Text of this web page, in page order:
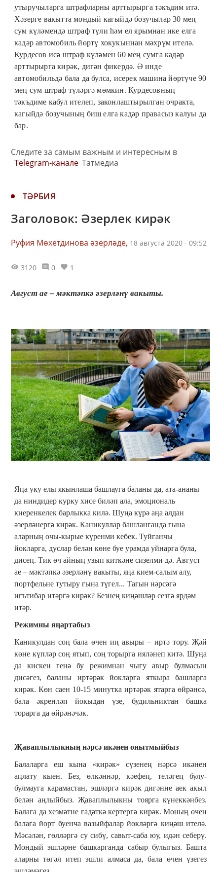
утыручыларга штрафларны арттырырга тәкъдим итә.
Хәзерге вакытта мондый кагыйдә бозучылар 30 мең
сум күләмендә штраф түли һәм ел ярымнан ике елга
кадәр автомобиль йөртү хокукыннан мәхрүм ителә.
Курдесов исә штраф күләмен 60 мең сумга кадәр
арттырырга кирәк, дигән фикердә. Ә инде
автомобильдә бала да булса, исерек машина йөртүче 90
мең сум штраф түләргә мөмкин. Курдесовның
тәкъдиме кабул ителеп, законлаштырылган очракта,
кагыйдә бозучының биш елга кадәр правасыз калуы да
бар.
Следите за самым важным и интересным в
Telegram-канале Татмедиа
ТӘРБИЯ
Заголовок: Әзерлек кирәк
Руфия Мөхетдинова әзерләде, 18 августа 2020 - 09:52
3120 0 1
Август ае – мәктәпкә әзерләнү вакыты.
Яңа уку елы якынлаша башлауга баланы да, ата-ананы
да ниндидер курку хисе биләп ала, эмоциональ
киеренкелек барлыкка килә. Шуңа күрә аңа алдан
әзерләнергә кирәк. Каникуллар башланганда гына
аларның очы-кырые күренми кебек. Туйганчы
йокларга, дуслар белән көне буе урамда уйнарга була,
дисең. Тик өч айның узып киткәне сизелми дә. Август
ае – мәктәпкә әзерләнү вакыты, яңа кием-салым алу,
портфельне тутыру гына түгел... Тагын нәрсәгә
игътибар итәргә кирәк? Безнең киңәшләр сезгә ярдәм
итәр.
Режимны яңартабыз
Каникулдан соң бала өчен иң авыры – иртә тору. Җәй
көне күпләр соң ятып, соң торырга ияләнеп китә. Шуңа
да кискен генә бу режимнан чыгу авыр булмасын
дисәгез, баланы иртәрәк йокларга яткыра башларга
кирәк. Көн саен 10-15 минутка иртәрәк ятарга өйрәнсә,
бала әкренләп йокыдан үзе, будильниктан башка
торарга да өйрәнәчәк.
Җаваплылыкның нәрсә икәнен онытмыйбыз
Балаларга еш кына «кирәк» сүзенең нәрсә икәнен
аңлату кыен. Без, өлкәннәр, кәефең, теләгең булу-
булмауга карамастан, эшләргә кирәк дигәнне аек акыл
белән аңлыйбыз. Җаваплылыкны тоярга күнеккәнбез.
Балага да хезмәтне гадәткә кертергә кирәк. Моның өчен
балага йорт буенча вазыйфалар йөкләргә киңәш ителә.
Мәсәлән, гөлләргә су сибү, савыт-саба юу, идән себерү.
Мондый эшләрне башкарганда сабыр булыгыз. Башта
аларны төгәл итеп эшли алмаса да, бала өчен үзегез